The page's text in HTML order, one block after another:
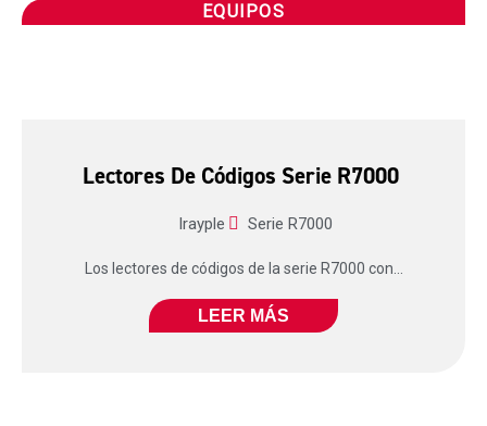
EQUIPOS
Lectores De Códigos Serie R7000
Irayple Serie R7000
Los lectores de códigos de la serie R7000 con...
LEER MÁS